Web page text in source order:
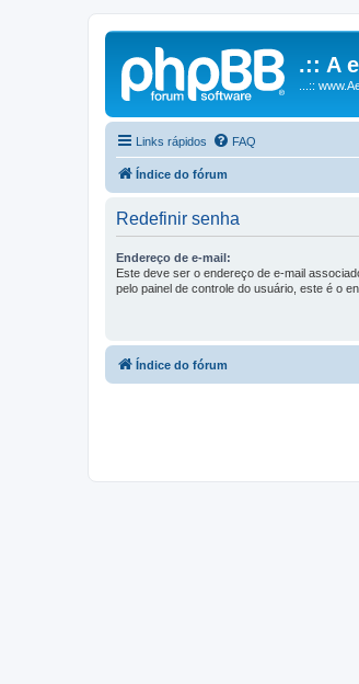
.:: A
...::
Links rápidos FAQ
Índice do fórum
Redefinir senha
Endereço de e-mail:
Este deve ser o endereço de e-mail
pelo painel de controle do usuário, este é o
Índice do fórum